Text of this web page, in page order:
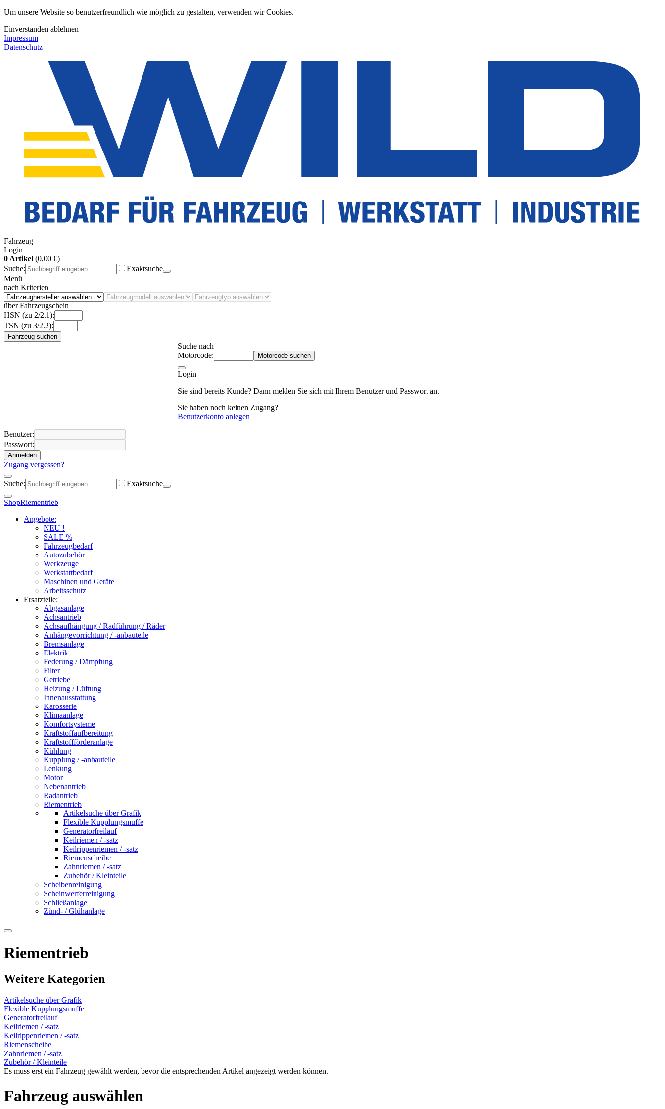
Um unsere Website so benutzerfreundlich wie möglich zu gestalten, verwenden wir Cookies.
Einverstanden ablehnen
Impressum
Datenschutz
Fahrzeug
Login
0 Artikel (0,00 €)
Suche:
Exaktsuche
Menü
nach Kriterien
über Fahrzeugschein
HSN (zu 2/2.1):
TSN (zu 3/2.2):
Fahrzeug suchen
Suche nach
Motorcode:
Motorcode suchen
Login
Sie sind bereits Kunde? Dann melden Sie sich mit Ihrem Benutzer und Passwort an.
Sie haben noch keinen Zugang?
Benutzerkonto anlegen
Benutzer:
Passwort:
Anmelden
Zugang vergessen?
Suche: Exaktsuche
ShopRiementrieb
Angebote:
NEU !
SALE %
Fahrzeugbedarf
Autozubehör
Werkzeuge
Werkstattbedarf
Maschinen und Geräte
Arbeitsschutz
Ersatzteile:
Abgasanlage
Achsantrieb
Achsaufhängung / Radführung / Räder
Anhängevorrichtung / -anbauteile
Bremsanlage
Elektrik
Federung / Dämpfung
Filter
Getriebe
Heizung / Lüftung
Innenausstattung
Karosserie
Klimaanlage
Komfortsysteme
Kraftstoffaufbereitung
Kraftstoffförderanlage
Kühlung
Kupplung / -anbauteile
Lenkung
Motor
Nebenantrieb
Radantrieb
Riementrieb
Artikelsuche über Grafik
Flexible Kupplungsmuffe
Generatorfreilauf
Keilriemen / -satz
Keilrippenriemen / -satz
Riemenscheibe
Zahnriemen / -satz
Zubehör / Kleinteile
Scheibenreinigung
Scheinwerferreinigung
Schließanlage
Zünd- / Glühanlage
Riementrieb
Weitere Kategorien
Artikelsuche über Grafik
Flexible Kupplungsmuffe
Generatorfreilauf
Keilriemen / -satz
Keilrippenriemen / -satz
Riemenscheibe
Zahnriemen / -satz
Zubehör / Kleinteile
Es muss erst ein Fahrzeug gewählt werden, bevor die entsprechenden Artikel angezeigt werden können.
Fahrzeug auswählen